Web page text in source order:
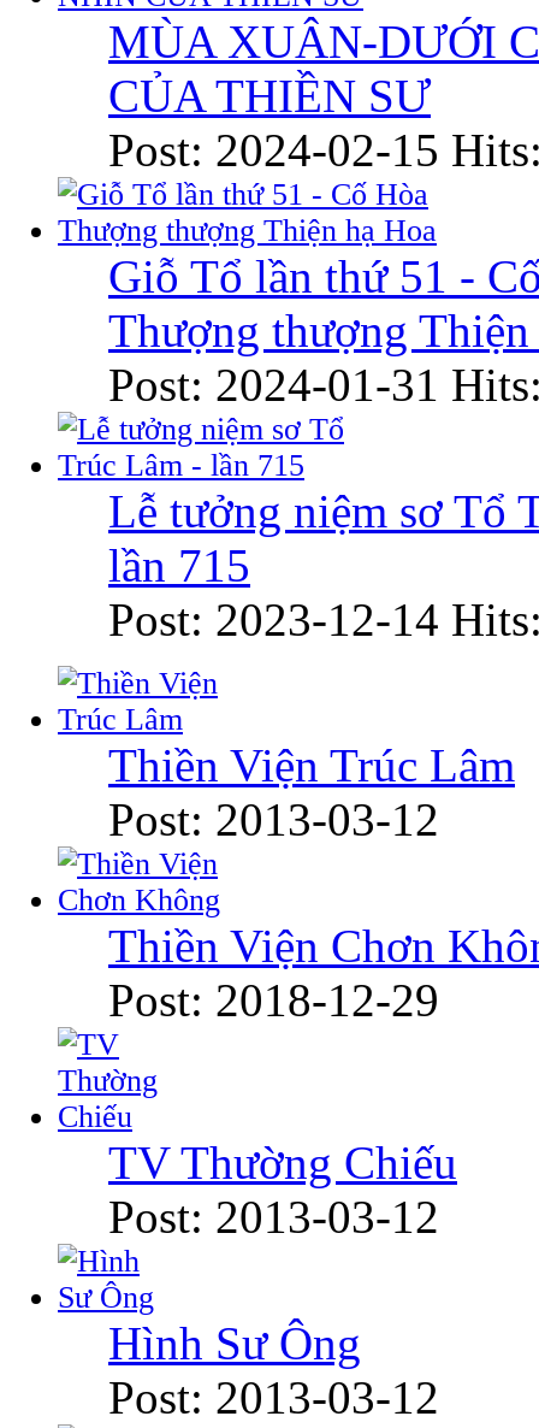
MÙA XUÂN-DƯỚI
CỦA THIỀN SƯ
Post: 2024-02-15
Giỗ Tổ lần thứ 51 -
Thượng thượng Thiện
Post: 2024-01-31
Lễ tưởng niệm sơ Tổ
lần 715
Post: 2023-12-14
Thiền Viện Trúc Lâm
Post: 2013-03-12
Thiền Viện Chơn
Post: 2018-12-29
TV Thường Chiếu
Post: 2013-03-12
Hình Sư Ông
Post: 2013-03-12